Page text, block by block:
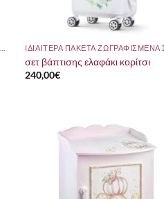
σετ βάπτισης ελαφάκι κορίτσι
240,00€